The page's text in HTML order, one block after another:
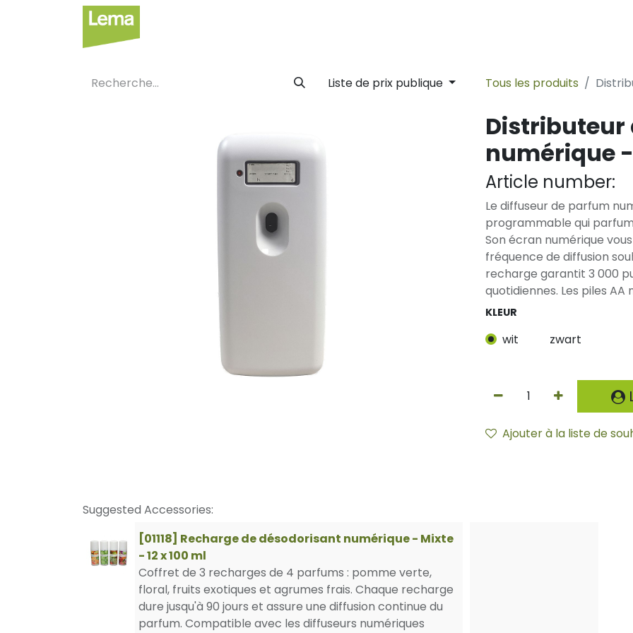
Liste de prix publique Tous les produits
Distributeur
numérique
Article number:
Le diffuseur de parfum
programmable qui
Son écran numérique
fréquence de diffusion
recharge garantit 3 000
quotidiennes. Les piles AA
KLEUR
wit zwart
Ajouter à la liste de
Suggested Accessories:
[01118] Recharge de désodorisant numérique - Mixte
- 12 x 100 ml
Coffret de 3 recharges de 4 parfums : pomme verte,
floral, fruits exotiques et agrumes frais. Chaque recharge
dure jusqu'à 90 jours et assure une diffusion continue du
parfum. Compatible avec les diffuseurs numériques